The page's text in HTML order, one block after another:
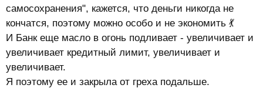
самосохранения", кажется, что деньги никогда не
кончатся, поэтому можно особо и не экономить 💃
И Банк еще масло в огонь подливает - увеличивает и
увеличивает кредитный лимит, увеличивает и
увеличивает.
Я поэтому ее и закрыла от греха подальше.